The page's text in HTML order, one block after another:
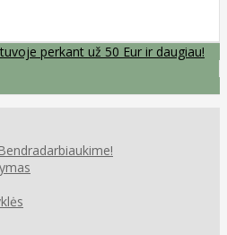
perkant už 50 Eur ir daugiau!